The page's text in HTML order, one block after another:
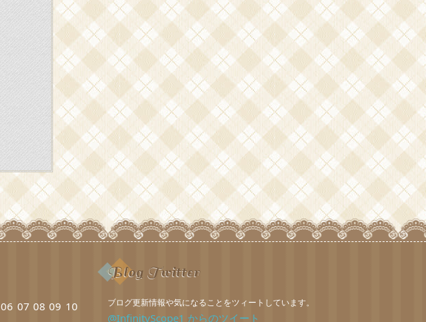
06 07 08 09 10
Blog Twitter
ブログ更新情報や気になることをツィートしています。
@InfinityScope1 からのツイート